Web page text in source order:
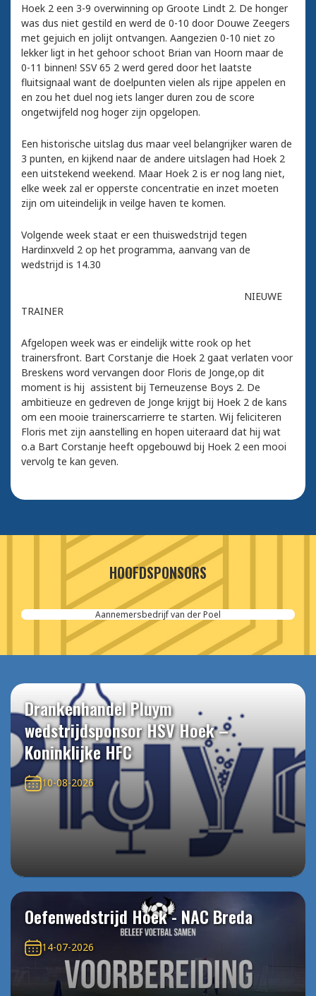
Hoek 2 een 3-9 overwinning op Groote Lindt 2. De honger
was dus niet gestild en werd de 0-10 door Douwe Zeegers
met gejuich en jolijt ontvangen. Aangezien 0-10 niet zo
lekker ligt in het gehoor schoot Brian van Hoorn maar de
0-11 binnen! SSV 65 2 werd gered door het laatste
fluitsignaal want de doelpunten vielen als rijpe appelen en
en zou het duel nog iets langer duren zou de score
ongetwijfeld nog hoger zijn opgelopen.
Een historische uitslag dus maar veel belangrijker waren de
3 punten, en kijkend naar de andere uitslagen had Hoek 2
een uitstekend weekend. Maar Hoek 2 is er nog lang niet,
elke week zal er opperste concentratie en inzet moeten
zijn om uiteindelijk in veilge haven te komen.
Volgende week staat er een thuiswedstrijd tegen
Hardinxveld 2 op het programma, aanvang van de
wedstrijd is 14.30
NIEUWE
TRAINER
Afgelopen week was er eindelijk witte rook op het
trainersfront. Bart Corstanje die Hoek 2 gaat verlaten voor
Breskens word vervangen door Floris de Jonge,op dit
moment is hij assistent bij Terneuzense Boys 2. De
ambitieuze en gedreven de Jonge krijgt bij Hoek 2 de kans
om een mooie trainerscarrierre te starten. Wij feliciteren
Floris met zijn aanstelling en hopen uiteraard dat hij wat
o.a Bart Corstanje heeft opgebouwd bij Hoek 2 een mooi
vervolg te kan geven.
HOOFDSPONSORS
Aannemersbedrijf van der Poel
Drankenhandel Pluym
wedstrijdsponsor HSV Hoek –
Koninklijke HFC
10-08-2026
Oefenwedstrijd Hoek - NAC Breda
14-07-2026